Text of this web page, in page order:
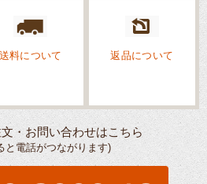
送料について 返品について
・お問い合わせはこちら
と電話がつながります)